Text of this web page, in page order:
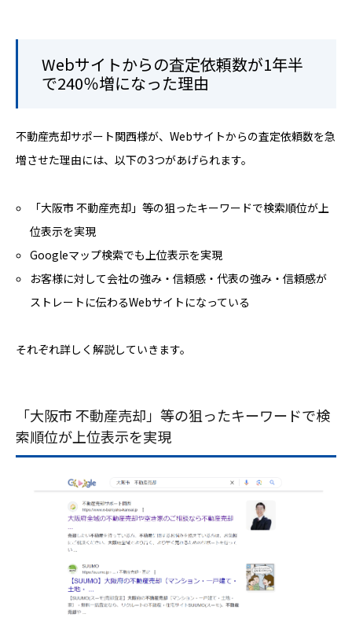
Webサイトからの査定依頼数が1年半
で240％増になった理由
不動産売却サポート関西様が、Webサイトからの査定依頼数を急
増させた理由には、以下の3つがあげられます。
「大阪市 不動産売却」等の狙ったキーワードで検索順位が上
位表示を実現
Googleマップ検索でも上位表示を実現
お客様に対して会社の強み・信頼感・代表の強み・信頼感が
ストレートに伝わるWebサイトになっている
それぞれ詳しく解説していきます。
「大阪市 不動産売却」等の狙ったキーワードで検
索順位が上位表示を実現